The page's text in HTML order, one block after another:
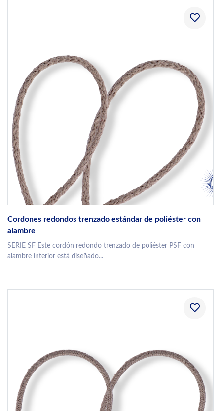
Cordones redondos trenzado estándar de poliéster con
alambre
SERIE SF Este cordón redondo trenzado de poliéster PSF con
alambre interior está diseñado...